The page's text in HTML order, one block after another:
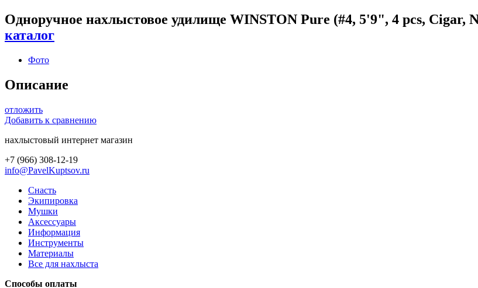
Одноручное нахлыстовое удилище WINSTON Pure (#4, 5'9", 4 pcs, Cigar,
каталог
Фото
Описание
отложить
Добавить к сравнению
нахлыстовый интернет магазин
+7 (966) 308-12-19
info@PavelKuptsov.ru
Снасть
Экипировка
Мушки
Аксессуары
Информация
Инструменты
Материалы
Все для нахлыста
Способы оплаты